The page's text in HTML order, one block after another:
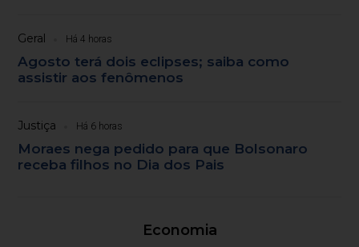
Geral Há 4 horas
Agosto terá dois eclipses; saiba como
assistir aos fenômenos
Justiça Há 6 horas
Moraes nega pedido para que Bolsonaro
receba filhos no Dia dos Pais
Economia